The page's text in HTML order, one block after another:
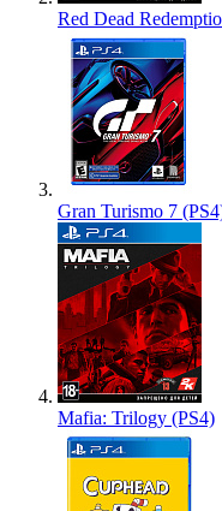
Red Dead
Gran Turismo 7
Mafia: Trilogy (PS4)